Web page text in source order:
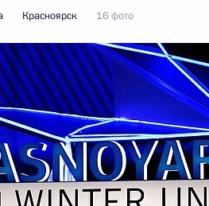
Красноярск 16 фото